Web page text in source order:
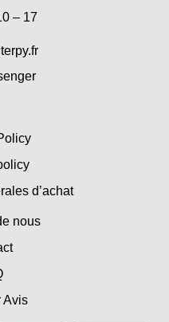
– 17
d’achat
nous
Avis